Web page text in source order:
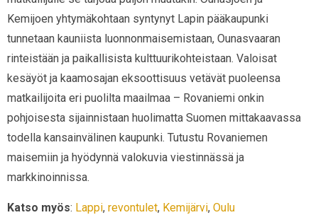
Kemijoen yhtymäkohtaan syntynyt Lapin pääkaupunki
tunnetaan kauniista luonnonmaisemistaan, Ounasvaaran
rinteistään ja paikallisista kulttuurikohteistaan. Valoisat
kesäyöt ja kaamosajan eksoottisuus vetävät puoleensa
matkailijoita eri puolilta maailmaa – Rovaniemi onkin
pohjoisesta sijainnistaan huolimatta Suomen mittakaavassa
todella kansainvälinen kaupunki. Tutustu Rovaniemen
maisemiin ja hyödynnä valokuvia viestinnässä ja
markkinoinnissa.
Katso myös: Lappi, revontulet, Kemijärvi, Oulu